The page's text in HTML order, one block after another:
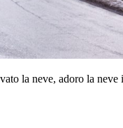
la neve, adoro la